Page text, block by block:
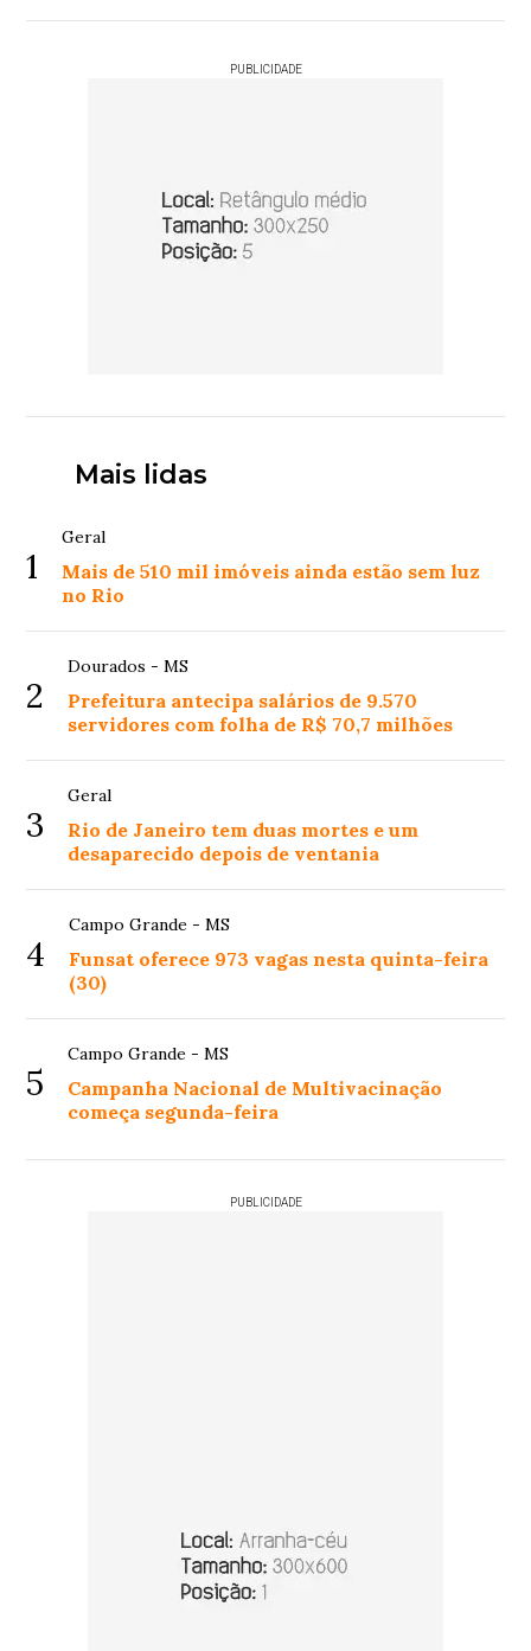
PUBLICIDADE
Mais lidas
1
Geral
Mais de 510 mil imóveis ainda estão sem luz
no Rio
2
Dourados - MS
Prefeitura antecipa salários de 9.570
servidores com folha de R$ 70,7 milhões
3
Geral
Rio de Janeiro tem duas mortes e um
desaparecido depois de ventania
4
Campo Grande - MS
Funsat oferece 973 vagas nesta quinta-feira
(30)
5
Campo Grande - MS
Campanha Nacional de Multivacinação
começa segunda-feira
PUBLICIDADE